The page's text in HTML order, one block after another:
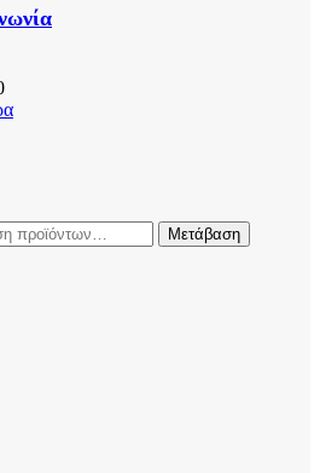
Μετάβαση